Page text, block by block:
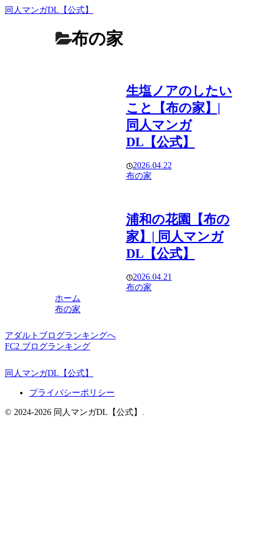
同人マンガDL【公式】
布の家
生塩ノアのしたい
こと【布の家】|
同人マンガ
DL【公式】
2026.04.22
布の家
浦和の花園【布の
家】| 同人マンガ
DL【公式】
2026.04.21
布の家
ホーム
布の家
アダルトブログランキングへ
FC2 ブログランキング
同人マンガDL【公式】
プライバシーポリシー
© 2024-2026 同人マンガDL【公式】.